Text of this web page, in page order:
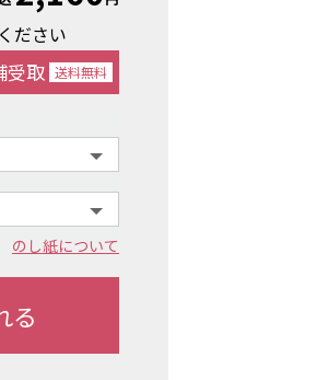
ださい
受取 送料無料
のし紙について